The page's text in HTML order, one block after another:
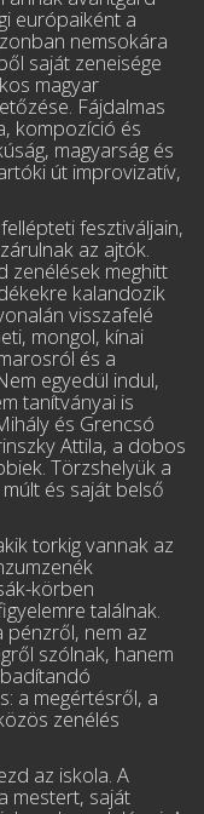
európaiként a
nemsokára
saját zeneisége
magyar
Fájdalmas
kompozíció és
magyarság és
út improvizatív,
fesztiváljain,
az ajtók.
zenélések meghitt
kalandozik
visszafelé
mongol, kínai
és a
egyedül indul,
tanítványai is
és Grencsó
Attila, a dobos
Törzshelyük a
és saját belső
torkig vannak az
körben
találnak.
pénzről, nem az
szólnak, hanem
a megértésről, a
zenélés
az iskola. A
mestert, saját